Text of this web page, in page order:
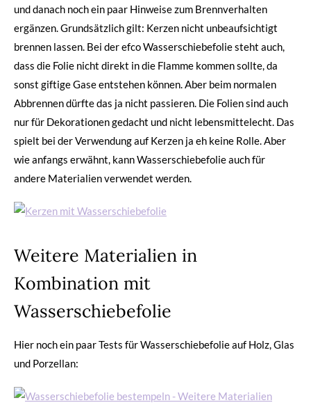
und danach noch ein paar Hinweise zum Brennverhalten
ergänzen. Grundsätzlich gilt: Kerzen nicht unbeaufsichtigt
brennen lassen. Bei der efco Wasserschiebefolie steht auch,
dass die Folie nicht direkt in die Flamme kommen sollte, da
sonst giftige Gase entstehen können. Aber beim normalen
Abbrennen dürfte das ja nicht passieren. Die Folien sind auch
nur für Dekorationen gedacht und nicht lebensmittelecht. Das
spielt bei der Verwendung auf Kerzen ja eh keine Rolle. Aber
wie anfangs erwähnt, kann Wasserschiebefolie auch für
andere Materialien verwendet werden.
Weitere Materialien in
Kombination mit
Wasserschiebefolie
Hier noch ein paar Tests für Wasserschiebefolie auf Holz, Glas
und Porzellan: